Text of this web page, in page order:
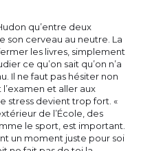
qu’entre deux
son cerveau au neutre. La
les livres, simplement
ce qu’on sait qu’on n’a
Il ne faut pas hésiter non
et aller aux
stress devient trop fort. «
de l’École, des
le sport, est important.
un moment juste pour soi